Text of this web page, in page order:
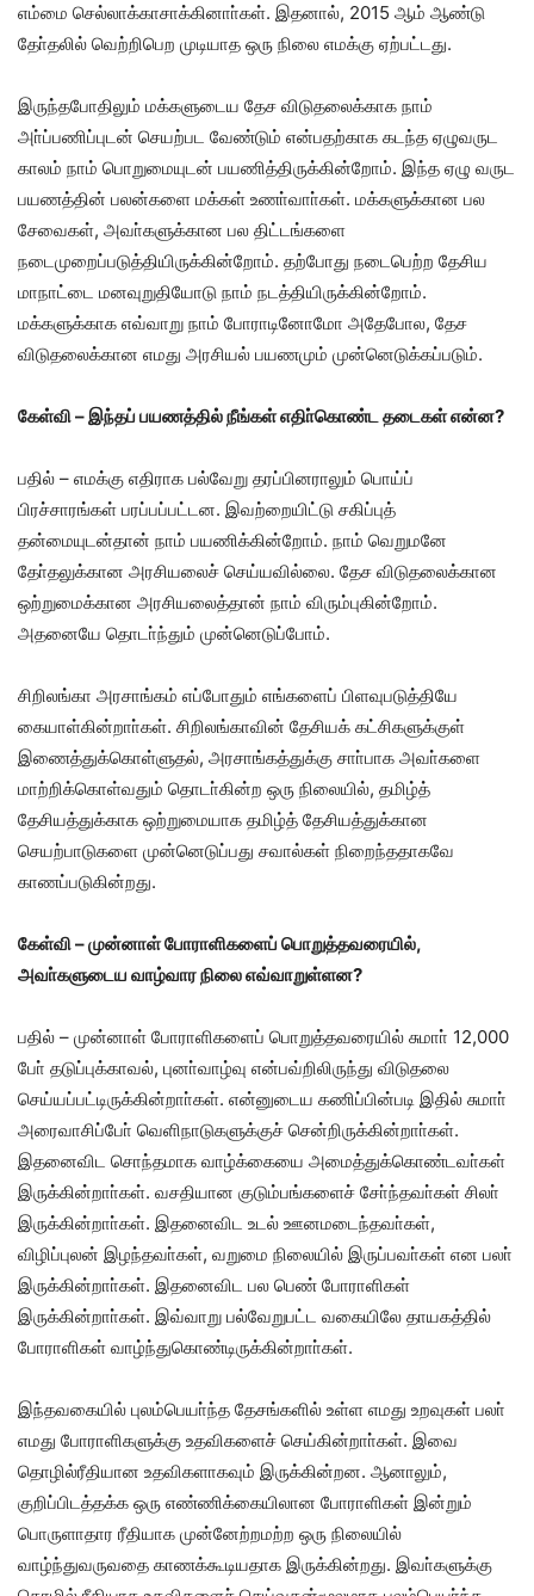
எம்மை செல்லாக்காசாக்கினாா்கள். இதனால், 2015 ஆம் ஆண்டு
தோ்தலில் வெற்றிபெற முடியாத ஒரு நிலை எமக்கு ஏற்பட்டது.
இருந்தபோதிலும் மக்களுடைய தேச விடுதலைக்காக நாம்
அா்ப்பணிப்புடன் செயற்பட வேண்டும் என்பதற்காக கடந்த ஏழுவருட
காலம் நாம் பொறுமையுடன் பயணித்திருக்கின்றோம். இந்த ஏழு வருட
பயணத்தின் பலன்களை மக்கள் உணா்வாா்கள். மக்களுக்கான பல
சேவைகள், அவா்களுக்கான பல திட்டங்களை
நடைமுறைப்படுத்தியிருக்கின்றோம். தற்போது நடைபெற்ற தேசிய
மாநாட்டை மனவுறுதியோடு நாம் நடத்தியிருக்கின்றோம்.
மக்களுக்காக எவ்வாறு நாம் போராடினோமோ அதேபோல, தேச
விடுதலைக்கான எமது அரசியல் பயணமும் முன்னெடுக்கப்படும்.
கேள்வி – இந்தப் பயணத்தில் நீங்கள் எதிா்கொண்ட தடைகள் என்ன?
பதில் – எமக்கு எதிராக பல்வேறு தரப்பினராலும் பொய்ப்
பிரச்சாரங்கள் பரப்பப்பட்டன. இவற்றையிட்டு சகிப்புத்
தன்மையுடன்தான் நாம் பயணிக்கின்றோம். நாம் வெறுமனே
தோ்தலுக்கான அரசியலைச் செய்யவில்லை. தேச விடுதலைக்கான
ஒற்றுமைக்கான அரசியலைத்தான் நாம் விரும்புகின்றோம்.
அதனையே தொடா்ந்தும் முன்னெடுப்போம்.
சிறிலங்கா அரசாங்கம் எப்போதும் எங்களைப் பிளவுபடுத்தியே
கையாள்கின்றாா்கள். சிறிலங்காவின் தேசியக் கட்சிகளுக்குள்
இணைத்துக்கொள்ளுதல், அரசாங்கத்துக்கு சாா்பாக அவா்களை
மாற்றிக்கொள்வதும் தொடா்கின்ற ஒரு நிலையில், தமிழ்த்
தேசியத்துக்காக ஒற்றுமையாக தமிழ்த் தேசியத்துக்கான
செயற்பாடுகளை முன்னெடுப்பது சவால்கள் நிறைந்ததாகவே
காணப்படுகின்றது.
கேள்வி – முன்னாள் போராளிகளைப் பொறுத்தவரையில்,
அவா்களுடைய வாழ்வார நிலை எவ்வாறுள்ளன?
பதில் – முன்னாள் போராளிகளைப் பொறுத்தவரையில் சுமாா் 12,000
போ் தடுப்புக்காவல், புனா்வாழ்வு என்பவ்றிலிருந்து விடுதலை
செய்யப்பட்டிருக்கின்றாா்கள். என்னுடைய கணிப்பின்படி இதில் சுமாா்
அரைவாசிப்போ் வெளிநாடுகளுக்குச் சென்றிருக்கின்றாா்கள்.
இதனைவிட சொந்தமாக வாழ்க்கையை அமைத்துக்கொண்டவா்கள்
இருக்கின்றாா்கள். வசதியான குடும்பங்களைச் சோ்ந்தவா்கள் சிலா்
இருக்கின்றாா்கள். இதனைவிட உடல் ஊனமடைந்தவா்கள்,
விழிப்புலன் இழந்தவா்கள், வறுமை நிலையில் இருப்பவா்கள் என பலா்
இருக்கின்றாா்கள். இதனைவிட பல பெண் போராளிகள்
இருக்கின்றாா்கள். இவ்வாறு பல்வேறுபட்ட வகையிலே தாயகத்தில்
போராளிகள் வாழ்ந்துகொண்டிருக்கின்றாா்கள்.
இந்தவகையில் புலம்பெயா்ந்த தேசங்களில் உள்ள எமது உறவுகள் பலா்
எமது போராளிகளுக்கு உதவிகளைச் செய்கின்றாா்கள். இவை
தொழில்ரீதியான உதவிகளாகவும் இருக்கின்றன. ஆனாலும்,
குறிப்பிடத்தக்க ஒரு எண்ணிக்கையிலான போராளிகள் இன்றும்
பொருளாதார ரீதியாக முன்னேற்றமற்ற ஒரு நிலையில்
வாழ்ந்துவருவதை காணக்கூடியதாக இருக்கின்றது. இவா்களுக்கு